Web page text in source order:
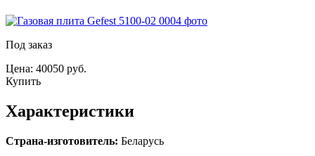
Под заказ
Цена: 40050 руб.
Купить
Характеристики
Страна-изготовитель: Беларусь